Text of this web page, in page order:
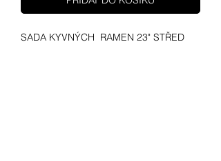
SADA KYVNÝCH RAMEN 23" STŘED